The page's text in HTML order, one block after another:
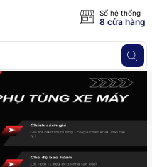
Số hệ thống
8 cửa hàng